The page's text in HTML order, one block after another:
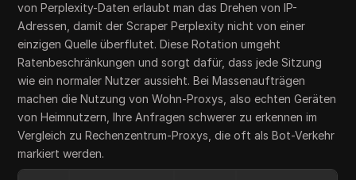
von Perplexity-Daten erlaubt man das Drehen von IP-
Adressen, damit der Scraper Perplexity nicht von einer
einzigen Quelle überflutet. Diese Rotation umgeht
Ratenbeschränkungen und sorgt dafür, dass jede Sitzung
wie ein normaler Nutzer aussieht. Bei Massenaufträgen
machen die Nutzung von Wohn-Proxys, also echten Geräten
von Heimnutzern, Ihre Anfragen schwerer zu erkennen im
Vergleich zu Rechenzentrum-Proxys, die oft als Bot-Verkehr
markiert werden.